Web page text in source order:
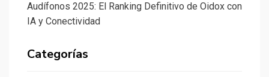
Audífonos 2025: El Ranking Definitivo de Oidox con
IA y Conectividad
Categorías